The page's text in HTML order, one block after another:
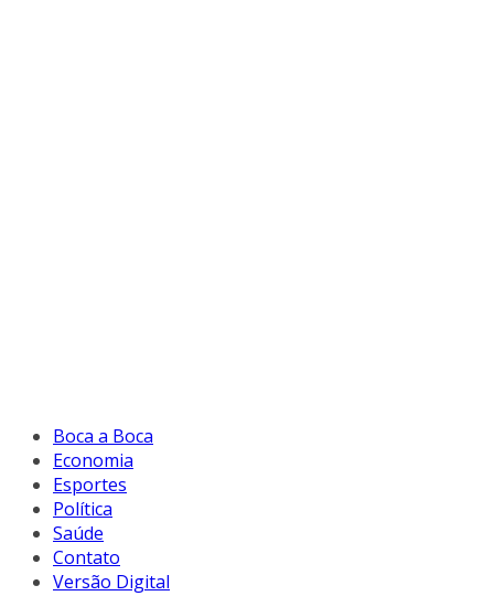
Boca a Boca
Economia
Esportes
Política
Saúde
Contato
Versão Digital